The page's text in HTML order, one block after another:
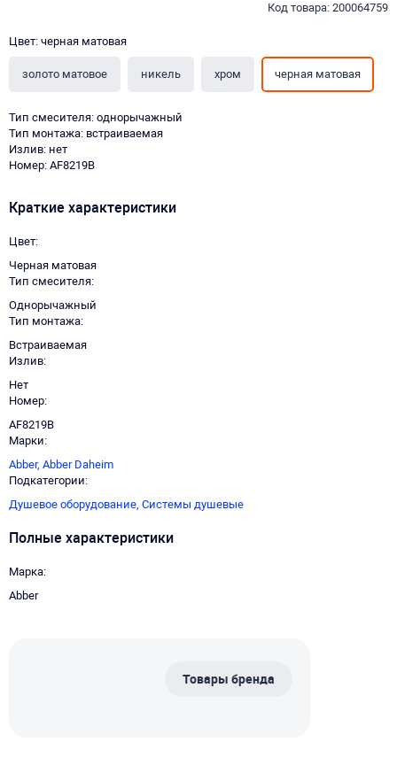
Код товара: 200064759
Цвет: черная матовая
золото матовое никель хром черная матовая
Тип смесителя: однорычажный
Тип монтажа: встраиваемая
Излив: нет
Номер: AF8219B
Краткие характеристики
Цвет
Черная матовая
Тип смесителя
Однорычажный
Тип монтажа
Встраиваемая
Излив
Нет
Номер
AF8219B
Марки
Abber, Abber Daheim
Подкатегории
Душевое оборудование, Системы душевые
Полные характеристики
Марка
Abber
Товары бренда